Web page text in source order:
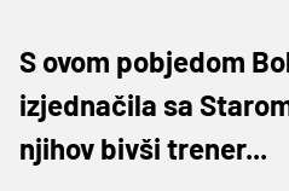
S ovom pobjedom
izjednačila sa
njihov bivši trener...